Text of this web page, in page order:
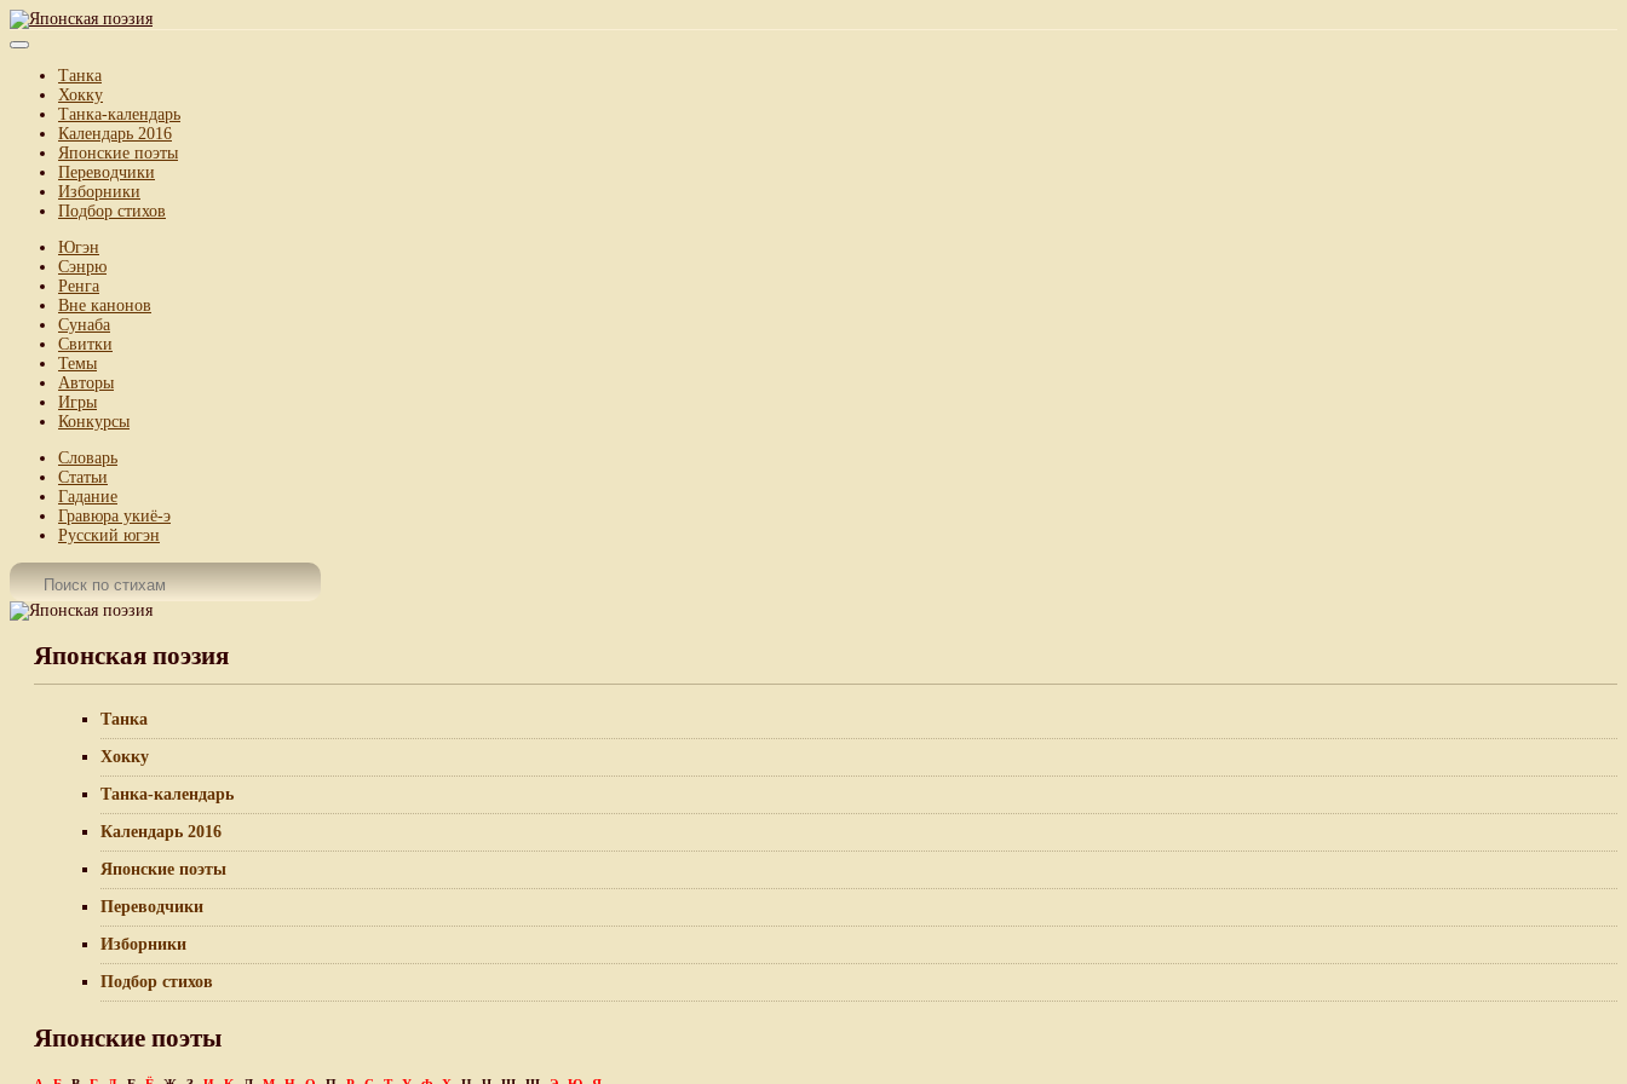
Танка
Хокку
Танка-календарь
Календарь 2016
Японские поэты
Переводчики
Изборники
Подбор стихов
Югэн
Сэнрю
Ренга
Вне канонов
Сунаба
Свитки
Темы
Авторы
Игры
Конкурсы
Словарь
Статьи
Гадание
Гравюра укиё-э
Русский югэн
Японская поэзия
Танка
Хокку
Танка-календарь
Календарь 2016
Японские поэты
Переводчики
Изборники
Подбор стихов
Японские поэты